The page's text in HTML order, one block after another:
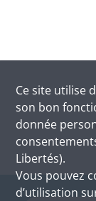
Ce site utilise
son bon
donnée
Libertés).
Vous pouvez
d’utilisation